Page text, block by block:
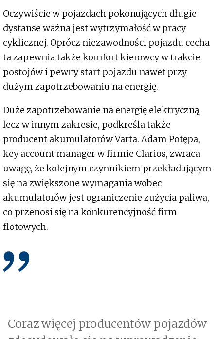
Oczywiście w pojazdach pokonujących długie
dystanse ważna jest wytrzymałość w pracy
cyklicznej. Oprócz niezawodności pojazdu cecha
ta zapewnia także komfort kierowcy w trakcie
postojów i pewny start pojazdu nawet przy
dużym zapotrzebowaniu na energię.
Duże zapotrzebowanie na energię elektryczną,
lecz w innym zakresie, podkreśla także
producent akumulatorów Varta. Adam Potępa,
key account manager w firmie Clarios, zwraca
uwagę, że kolejnym czynnikiem przekładającym
się na zwiększone wymagania wobec
akumulatorów jest ograniczenie zużycia paliwa,
co przenosi się na konkurencyjność firm
flotowych.
Coraz więcej producentów pojazdów